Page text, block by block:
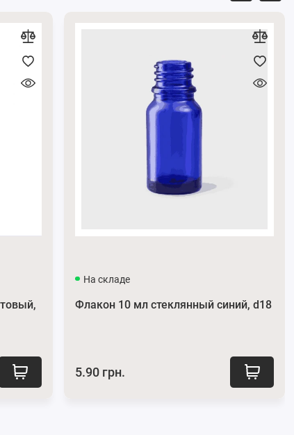
На складе
Флакон 10 мл стеклянный синий, d18
5.90 грн.